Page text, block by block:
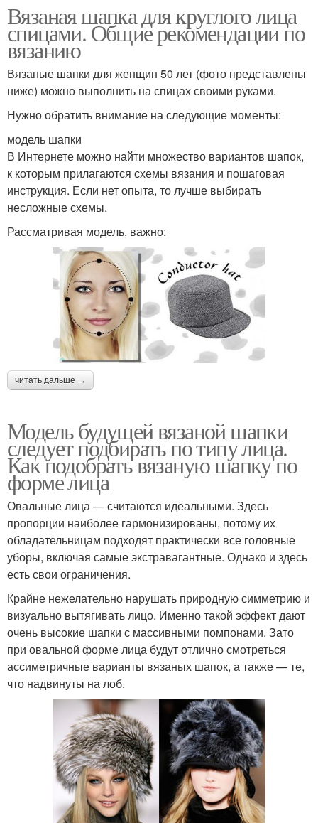
Вязаная шапка для круглого лица
спицами. Общие рекомендации по
вязанию
Вязаные шапки для женщин 50 лет (фото представлены
ниже) можно выполнить на спицах своими руками.
Нужно обратить внимание на следующие моменты:
модель шапки
В Интернете можно найти множество вариантов шапок,
к которым прилагаются схемы вязания и пошаговая
инструкция. Если нет опыта, то лучше выбирать
несложные схемы.
Рассматривая модель, важно:
читать дальше →
Модель будущей вязаной шапки
следует подбирать по типу лица.
Как подобрать вязаную шапку по
форме лица
Овальные лица — считаются идеальными. Здесь
пропорции наиболее гармонизированы, потому их
обладательницам подходят практически все головные
уборы, включая самые экстравагантные. Однако и здесь
есть свои ограничения.
Крайне нежелательно нарушать природную симметрию и
визуально вытягивать лицо. Именно такой эффект дают
очень высокие шапки с массивными помпонами. Зато
при овальной форме лица будут отлично смотреться
ассиметричные варианты вязаных шапок, а также — те,
что надвинуты на лоб.